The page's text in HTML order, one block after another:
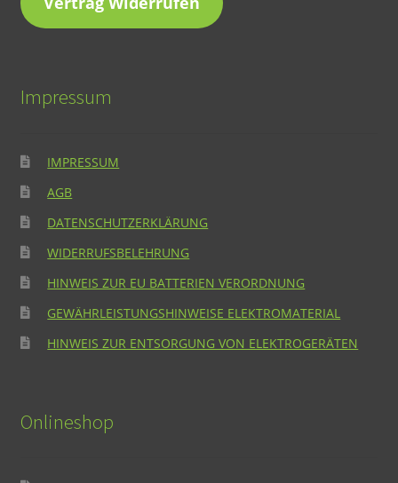
Impressum
IMPRESSUM
AGB
DATENSCHUTZERKLÄRUNG
WIDERRUFSBELEHRUNG
HINWEIS ZUR EU BATTERIEN VERORDNUNG
GEWÄHRLEISTUNGSHINWEISE ELEKTROMATERIAL
HINWEIS ZUR ENTSORGUNG VON ELEKTROGERÄTEN
Onlineshop